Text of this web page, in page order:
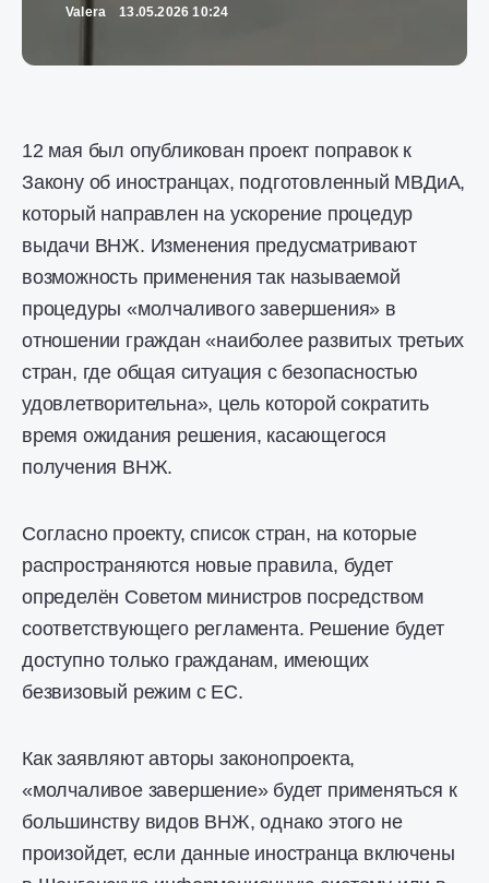
Valera 13.05.2026 10:24
12 мая был опубликован проект поправок к
Закону об иностранцах, подготовленный МВДиА,
который направлен на ускорение процедур
выдачи ВНЖ. Изменения предусматривают
возможность применения так называемой
процедуры «молчаливого завершения» в
отношении граждан «наиболее развитых третьих
стран, где общая ситуация с безопасностью
удовлетворительна», цель которой сократить
время ожидания решения, касающегося
получения ВНЖ.
Согласно проекту, список стран, на которые
распространяются новые правила, будет
определён Советом министров посредством
соответствующего регламента. Решение будет
доступно только гражданам, имеющих
безвизовый режим с ЕС.
Как заявляют авторы законопроекта,
«молчаливое завершение» будет применяться к
большинству видов ВНЖ, однако этого не
произойдет, если данные иностранца включены